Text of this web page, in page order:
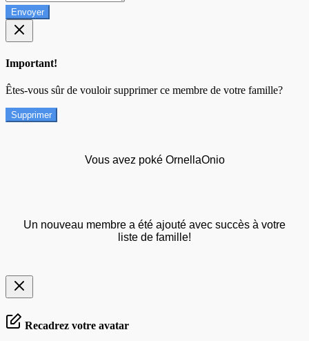
Envoyer
Important!
Êtes-vous sûr de vouloir supprimer ce membre de votre famille?
Supprimer
Vous avez poké OrnellaOnio
Un nouveau membre a été ajouté avec succès à votre
liste de famille!
Recadrez votre avatar